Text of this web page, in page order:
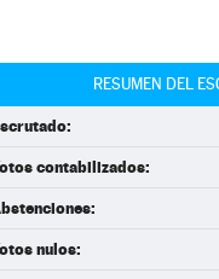
RESUMEN DEL
contabilizados:
nulos: